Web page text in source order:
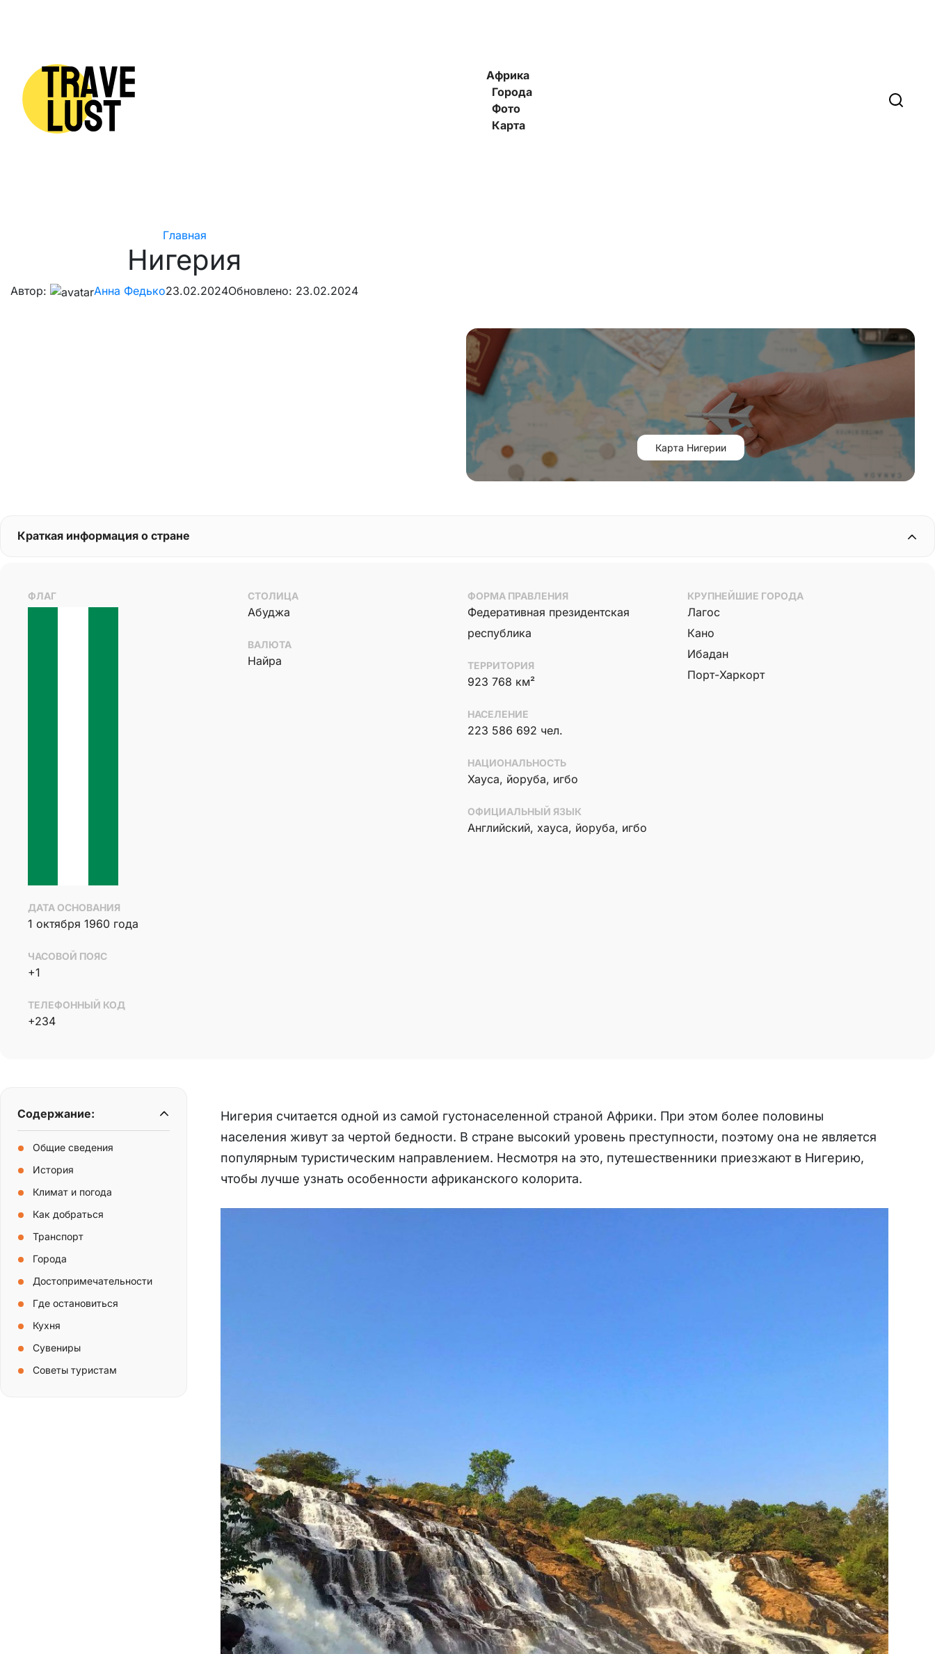
Африка
Города
Фото
Карта
Главная
Нигерия
Автор: Анна Федько23.02.2024Обновлено: 23.02.2024
Карта Нигерии
Краткая информация о стране
ФЛАГ
ДАТА ОСНОВАНИЯ
1 октября 1960 года
ЧАСОВОЙ ПОЯС
+1
ТЕЛЕФОННЫЙ КОД
+234
СТОЛИЦА
Абуджа
ВАЛЮТА
Найра
ФОРМА ПРАВЛЕНИЯ
Федеративная президентская
республика
ТЕРРИТОРИЯ
923 768 км²
НАСЕЛЕНИЕ
223 586 692 чел.
НАЦИОНАЛЬНОСТЬ
Хауса, йоруба, игбо
ОФИЦИАЛЬНЫЙ ЯЗЫК
Английский, хауса, йоруба, игбо
КРУПНЕЙШИЕ ГОРОДА
Лагос
Кано
Ибадан
Порт-Харкорт
Содержание:
Общие сведения
История
Климат и погода
Как добраться
Транспорт
Города
Достопримечательности
Где остановиться
Кухня
Сувениры
Советы туристам
Нигерия считается одной из самой густонаселенной страной Африки. При этом более половины
населения живут за чертой бедности. В стране высокий уровень преступности, поэтому она не является
популярным туристическим направлением. Несмотря на это, путешественники приезжают в Нигерию,
чтобы лучше узнать особенности африканского колорита.